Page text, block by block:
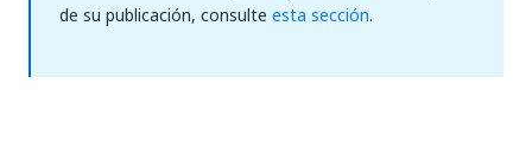
de su publicación, consulte esta sección.